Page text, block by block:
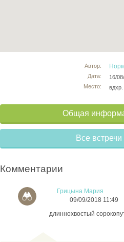
Автор:
Дата:
Место:
16/
вдхр.
Общая
Все
Комментарии
Грицына Мария
09/09/2018 11:49
длиннохвостый